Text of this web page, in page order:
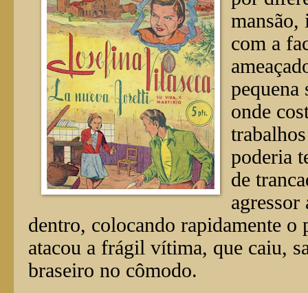
com a
pequena
onde
poderia
de
agressor
dentro, colocando rapidamente o
atacou a frágil vítima, que caiu,
braseiro no cômodo.